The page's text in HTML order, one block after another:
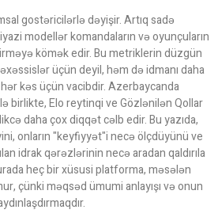
gostəricilərlə dəyişir. Artıq sadə
modellər komandaların və oyunçuların
kömək edir. Bu metriklerin düzgün
üçün deyil, həm də idmanı daha
kəs üçün vacibdir. Azerbaycanda
birlikte, Elo reytinqi ve Gözlənilən Qollar
daha çox diqqət cəlb edir. Bu yazıda,
onların "keyfiyyət"i necə ölçdüyünü ve
idrak qərəzlərinin necə aradan qaldırıla
heç bir xüsusi platforma, məsələn
çünki məqsəd ümumi anlayışı və onun